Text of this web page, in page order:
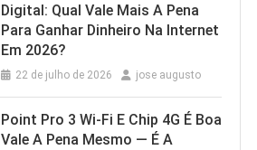
Digital: Qual Vale Mais A Pena
Para Ganhar Dinheiro Na Internet
Em 2026?
22 de julho de 2026 jose augusto
Point Pro 3 Wi‑Fi E Chip 4G É Boa
Vale A Pena Mesmo — É A